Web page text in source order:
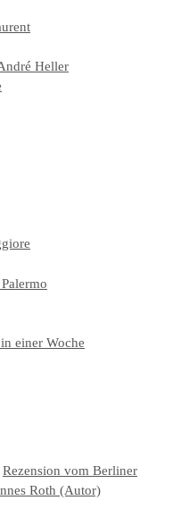
Heller
einer Woche
Rezension vom Berliner
Roth (Autor)